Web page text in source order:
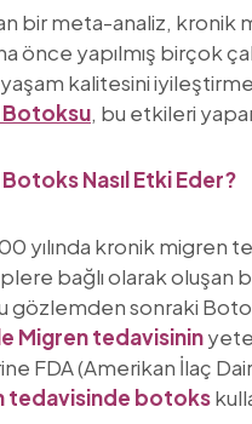
bir meta-analiz, kronik
önce yapılmış birçok
kalitesini
Botoksu, bu etkileri
Nasıl Etki Eder?
yılında kronik migren
bağlı olarak oluşan
sonraki
Migren tedavisinin
FDA (Amerikan İlaç
tedavisinde botoks